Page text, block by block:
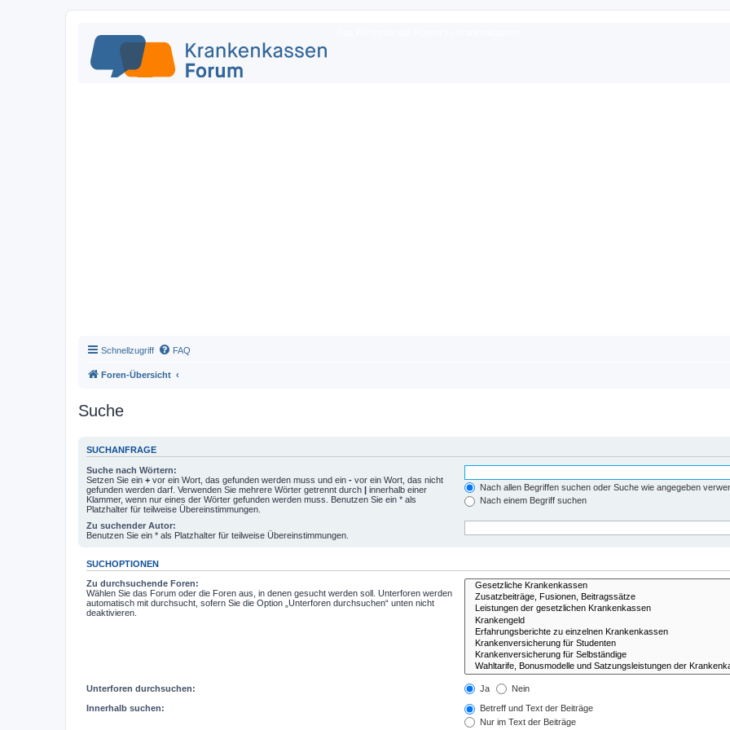
Schnellzugriff FAQ
Foren-Übersicht
Suche
SUCHANFRAGE
Suche nach Wörtern:
Setzen Sie ein + vor ein Wort, das gefunden werden muss und ein - vor ein Wort, das nicht
gefunden werden darf. Verwenden Sie mehrere Wörter getrennt durch | innerhalb einer
Klammer, wenn nur eines der Wörter gefunden werden muss. Benutzen Sie ein * als
Platzhalter für teilweise Übereinstimmungen.
Nach allen Begriffen suchen oder Suche wie angegeben
Nach einem Begriff suchen
Zu suchender Autor:
Benutzen Sie ein * als Platzhalter für teilweise Übereinstimmungen.
SUCHOPTIONEN
Zu durchsuchende Foren:
Wählen Sie das Forum oder die Foren aus, in denen gesucht werden soll. Unterforen werden
automatisch mit durchsucht, sofern Sie die Option „Unterforen durchsuchen“ unten nicht
deaktivieren.
Unterforen durchsuchen: Ja Nein
Innerhalb suchen:
Betreff und Text der Beiträge
Nur im Text der Beiträge